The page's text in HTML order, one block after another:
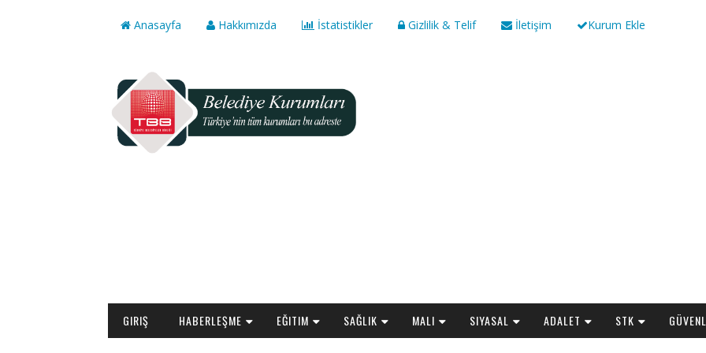
Anasayfa Hakkımızda İstatistikler Gizlilik & Telif İletişim Kurum Ekle
GIRIŞ HABERLEŞME EĞITIM SAĞLIK MALI SIYASAL ADALET STK